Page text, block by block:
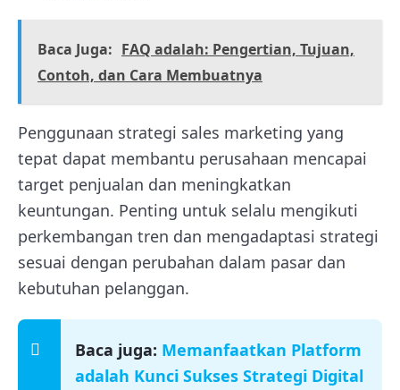
Baca Juga: FAQ adalah: Pengertian, Tujuan,
Contoh, dan Cara Membuatnya
Penggunaan strategi sales marketing yang
tepat dapat membantu perusahaan mencapai
target penjualan dan meningkatkan
keuntungan. Penting untuk selalu mengikuti
perkembangan tren dan mengadaptasi strategi
sesuai dengan perubahan dalam pasar dan
kebutuhan pelanggan.
Baca juga: Memanfaatkan Platform
adalah Kunci Sukses Strategi Digital